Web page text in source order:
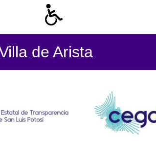
de Arista